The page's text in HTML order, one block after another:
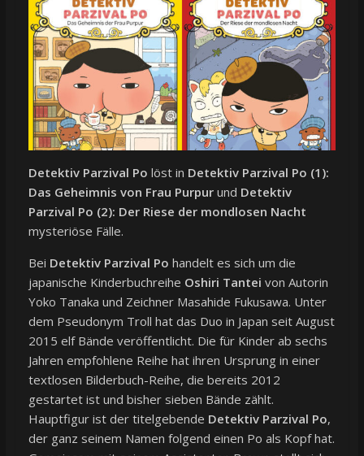
Detektiv Parzival Po löst in Detektiv Parzival Po (1):
Das Geheimnis von Frau Purpurund Detektiv
Parzival Po (2): Der Riese der mondlosen Nacht
mysteriöse Fälle.
Bei Detektiv Parzival Po handelt es sich um die
japanische Kinderbuchreihe Oshiri Tantei von Autorin
Yoko Tanaka und Zeichner Masahide Fukusawa. Unter
dem Pseudonym Troll hat das Duo in Japan seit August
2015 elf Bände veröffentlicht. Die für Kinder ab sechs
Jahren empfohlene Reihe hat ihren Ursprung in einer
textlosen Bilderbuch-Reihe, die bereits 2012
gestartet ist und bisher sieben Bände zählt.
Hauptfigur ist der titelgebende Detektiv Parzival Po,
der ganz seinem Namen folgend einen Po als Kopf hat.